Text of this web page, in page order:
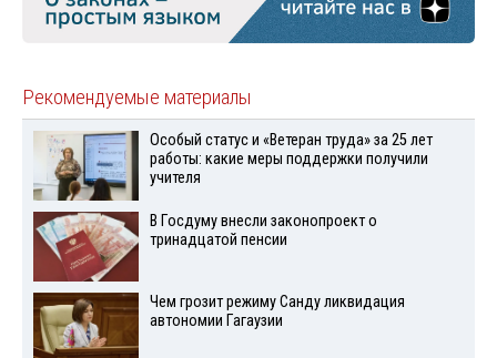
Рекомендуемые материалы
Особый статус и «Ветеран труда» за 25 лет
работы: какие меры поддержки получили
учителя
В Госдуму внесли законопроект о
тринадцатой пенсии
Чем грозит режиму Санду ликвидация
автономии Гагаузии